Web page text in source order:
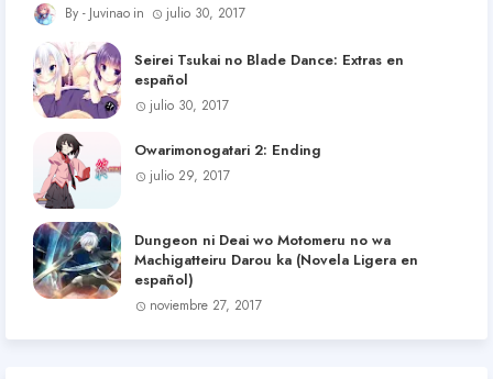
Juvinao julio 30, 2017
Seirei Tsukai no Blade Dance: Extras en
español
julio 30, 2017
Owarimonogatari 2: Ending
julio 29, 2017
Dungeon ni Deai wo Motomeru no wa
Machigatteiru Darou ka (Novela Ligera en
español)
noviembre 27, 2017